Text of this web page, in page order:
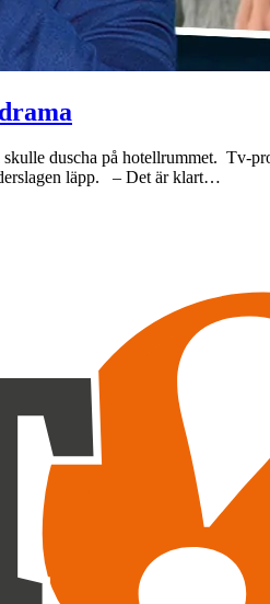
duscha på hotellrummet. Tv-
läpp. – Det är klart…